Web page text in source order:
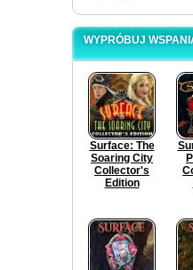
WYPRÓBUJ
Surface: The
Soaring City
Collector's
Edition